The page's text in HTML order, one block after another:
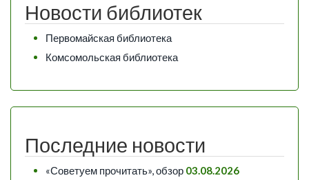
Новости библиотек
Первомайская библиотека
Комсомольская библиотека
Последние новости
«Советуем прочитать», обзор 03.08.2026